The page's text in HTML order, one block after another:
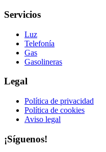
Servicios
Luz
Telefonía
Gas
Gasolineras
Legal
Política de privacidad
Política de cookies
Aviso legal
¡Síguenos!